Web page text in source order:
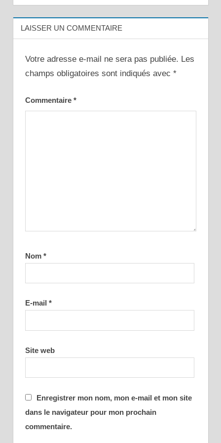
LAISSER UN COMMENTAIRE
Votre adresse e-mail ne sera pas publiée. Les
champs obligatoires sont indiqués avec *
Commentaire *
Nom *
E-mail *
Site web
Enregistrer mon nom, mon e-mail et mon site
dans le navigateur pour mon prochain
commentaire.